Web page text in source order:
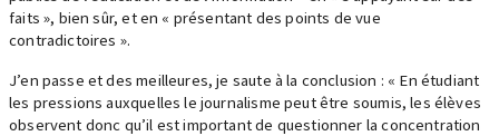
faits », bien sûr, et en « présentant des points de vue
contradictoires ».
J’en passe et des meilleures, je saute à la conclusion : « En étudiant
les pressions auxquelles le journalisme peut être soumis, les élèves
observent donc qu’il est important de questionner la concentration